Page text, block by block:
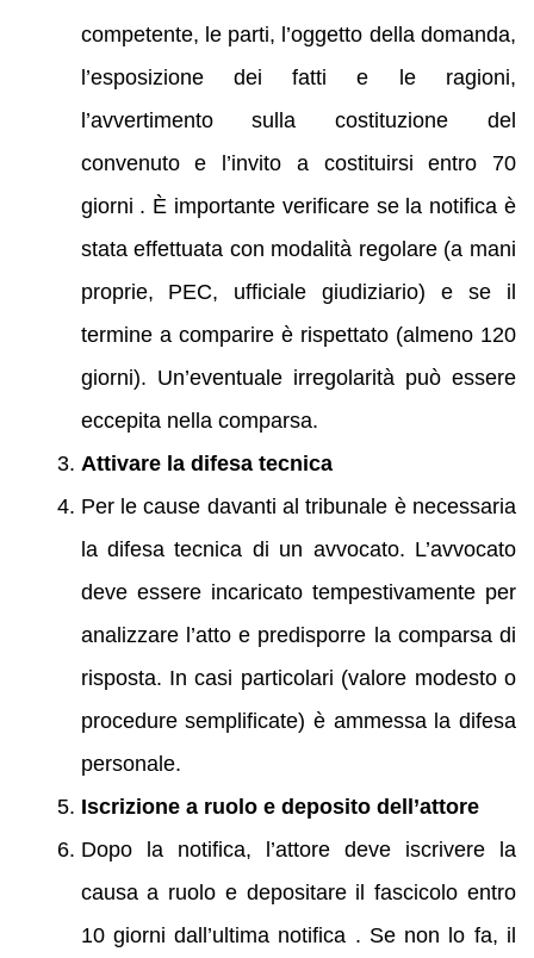
competente, le parti, l’oggetto della domanda,
l’esposizione dei fatti e le ragioni,
l’avvertimento sulla costituzione del
convenuto e l’invito a costituirsi entro 70
giorni . È importante verificare se la notifica è
stata effettuata con modalità regolare (a mani
proprie, PEC, ufficiale giudiziario) e se il
termine a comparire è rispettato (almeno 120
giorni). Un’eventuale irregolarità può essere
eccepita nella comparsa.
Attivare la difesa tecnica
Per le cause davanti al tribunale è necessaria
la difesa tecnica di un avvocato. L’avvocato
deve essere incaricato tempestivamente per
analizzare l’atto e predisporre la comparsa di
risposta. In casi particolari (valore modesto o
procedure semplificate) è ammessa la difesa
personale.
Iscrizione a ruolo e deposito dell’attore
Dopo la notifica, l’attore deve iscrivere la
causa a ruolo e depositare il fascicolo entro
10 giorni dall’ultima notifica . Se non lo fa, il